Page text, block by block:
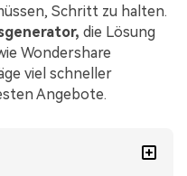
von kostenlosen Vorlagen.
Schritt zu halten.
die Lösung
Wondershare
viel schneller
Angebote.